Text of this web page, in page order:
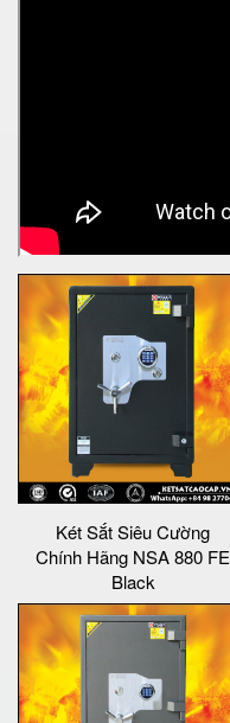
Két Sắt Siêu Cường
Chính Hãng NSA 880 FE
Black